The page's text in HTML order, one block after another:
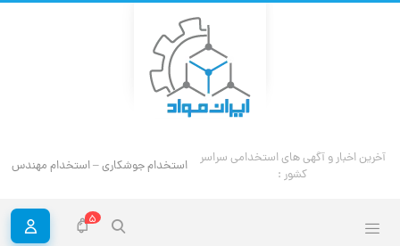
آخرین اخبار و آگهی های استخدامی سراسر
کشور :
استخدام جوشکاری – استخدام مهندس
5